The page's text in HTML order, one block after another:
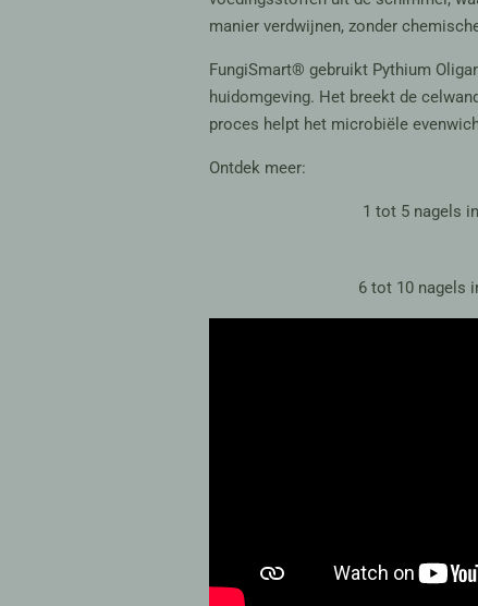
manier verdwijnen, zonder
FungiSmart® gebruikt Pythium
huidomgeving. Het breekt de
proces helpt het microbiële
Ontdek meer:
1 tot 5 nagels
6 tot 10 nagels